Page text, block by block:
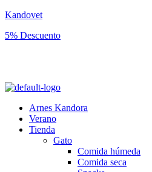
Kandovet
5% Descuento
Arnes Kandora
Verano
Tienda
Gato
Comida húmeda
Comida seca